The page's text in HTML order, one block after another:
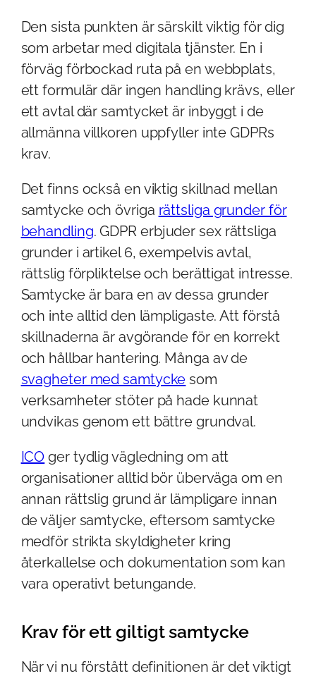
Den sista punkten är särskilt viktig för dig
som arbetar med digitala tjänster. En i
förväg förbockad ruta på en webbplats,
ett formulär där ingen handling krävs, eller
ett avtal där samtycket är inbyggt i de
allmänna villkoren uppfyller inte GDPRs
krav.
Det finns också en viktig skillnad mellan
samtycke och övriga rättsliga grunder för
behandling. GDPR erbjuder sex rättsliga
grunder i artikel 6, exempelvis avtal,
rättslig förpliktelse och berättigat intresse.
Samtycke är bara en av dessa grunder
och inte alltid den lämpligaste. Att förstå
skillnaderna är avgörande för en korrekt
och hållbar hantering. Många av de
svagheter med samtycke som
verksamheter stöter på hade kunnat
undvikas genom ett bättre grundval.
ICO ger tydlig vägledning om att
organisationer alltid bör überväga om en
annan rättslig grund är lämpligare innan
de väljer samtycke, eftersom samtycke
medför strikta skyldigheter kring
återkallelse och dokumentation som kan
vara operativt betungande.
Krav för ett giltigt samtycke
När vi nu förstått definitionen är det viktigt